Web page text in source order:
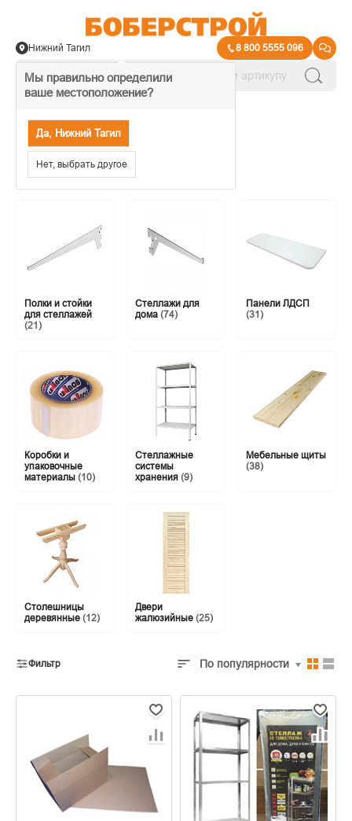
Мы правильно определили
ваше местоположение?
Да, Нижний Тагил
Нет, выбрать другое
Нижний Тагил 8 800 5555 096
Хранение
Полки и стойки
для стеллажей
(21)
Стеллажи для
дома (74)
Панели ЛДСП
(31)
Коробки и
упаковочные
материалы (10)
Стеллажные
системы
хранения (9)
Мебельные щиты
(38)
Столешницы
деревянные (12)
Двери
жалюзийные (25)
Фильтр По популярности